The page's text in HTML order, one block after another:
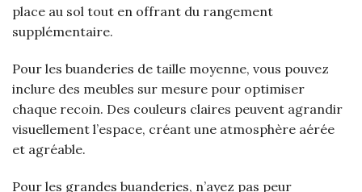
place au sol tout en offrant du rangement
supplémentaire.
Pour les buanderies de taille moyenne, vous pouvez
inclure des meubles sur mesure pour optimiser
chaque recoin. Des couleurs claires peuvent agrandir
visuellement l’espace, créant une atmosphère aérée
et agréable.
Pour les grandes buanderies, n’ayez pas peur